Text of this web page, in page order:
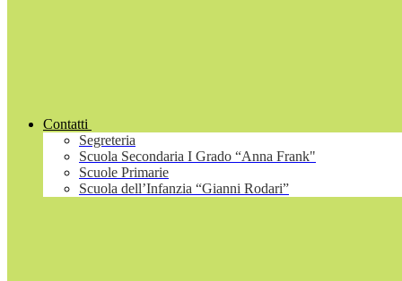
Contatti
Segreteria
Scuola Secondaria I Grado “Anna Frank"
Scuole Primarie
Scuola dell’Infanzia “Gianni Rodari”